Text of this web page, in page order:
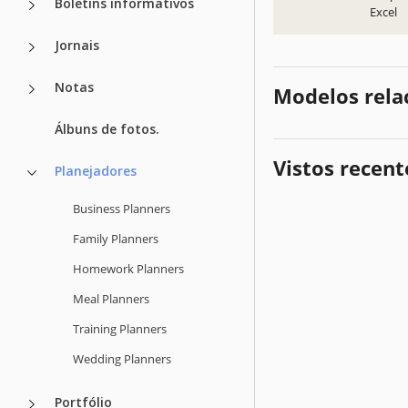
Jornais
Notas
Álbuns de fotos.
Planejadores
Business Planners
Family Planners
Homework Planners
Meal Planners
Training Planners
Wedding Planners
Portfólio
Excel
Modelos
Vistos